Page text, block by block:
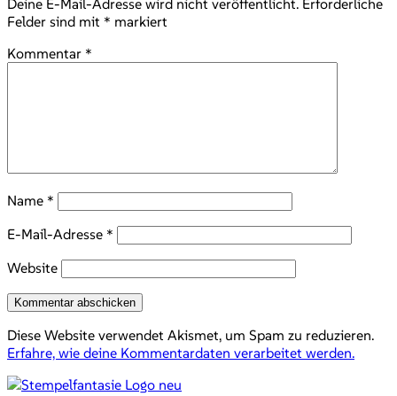
Felder sind mit * markiert
Kommentar *
Name *
E-Mail-Adresse *
Website
Diese Website verwendet Akismet, um Spam zu reduzieren.
Erfahre, wie deine Kommentardaten verarbeitet werden.